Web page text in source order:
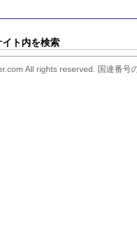
イト内を検索
All rights reserved. 国連番号